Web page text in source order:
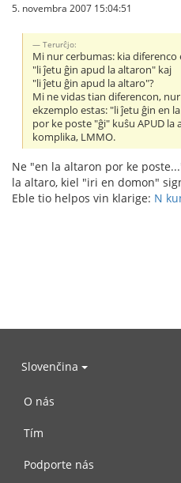
5. novembra 2007 15:04:51
Terurĉjo:
Mi nur cerbumas: kia diferenco
"li ĵetu ĝin apud la altaron" kaj
"li ĵetu ĝin apud la altaro"?
Mi ne vidas tian diferencon,
ekzemplo estas: "li ĵetu ĝin en
por ke poste "ĝi" kuŝu APUD la
komplika, LMMO.
Ne "en la altaron por ke
la altaro, kiel "iri en domon"
Eble tio helpos vin klarige: N
Slovenčina
O nás
Tím
Podporte nás